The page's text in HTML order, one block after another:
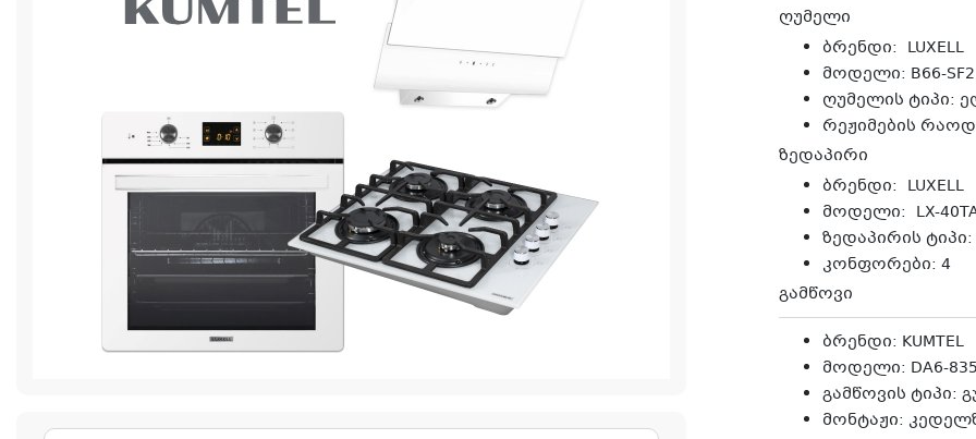
ღუმელი
ბრენდი: LUXELL
მოდელი: B66-SF2
ღუმელის ტიპი:
რეჟიმების
ზედაპირი
ბრენდი: LUXELL
მოდელი: LX-
ზედაპირის
კონფორები: 4
გამწოვი
ბრენდი: KUMTEL
მოდელი: DA6-
გამწოვის ტიპი:
მონტაჟი: